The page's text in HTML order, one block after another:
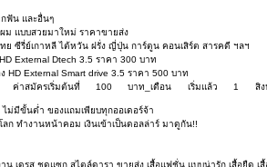
ฟัน และอื่นๆ
ม แบบสวยมาใหม่ ราคาขายส่ง
ย ซีรี่ย์เกาหลี ไต้หวัน ฝรั่ง ญี่ปุ่น การ์ตูน คอนเสิร์ต สารคดี ฯลฯ
External Dtech 3.5 ราคา 300 บาท
HD External Smart drive 3.5 ราคา 500 บาท
อี่ยม ค่าสมัครเริ่มต้นที่ 100 บาท_เดือน เริ่มแล้ว
ไม่มีขั้นต่ำ ของแถมเพียบทุกออเดอร์จ้า
ลก ทำงานหน้าคอม เงินเข้าเป็นดอลล่าร์ มาดูกัน!!
น เดรส ชุดแซก สไตล์ดารา ขายส่ง เสื้อแฟชั่น แบบน่ารัก เสื้อยืด เ